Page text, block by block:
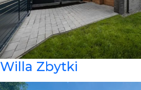
Willa Zbytki